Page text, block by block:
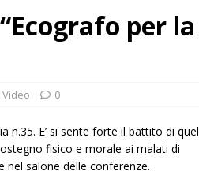
per la
Video 0
n.35. E’ si sente forte il battito di quel
fisico e morale ai malati di
nel salone delle conferenze.